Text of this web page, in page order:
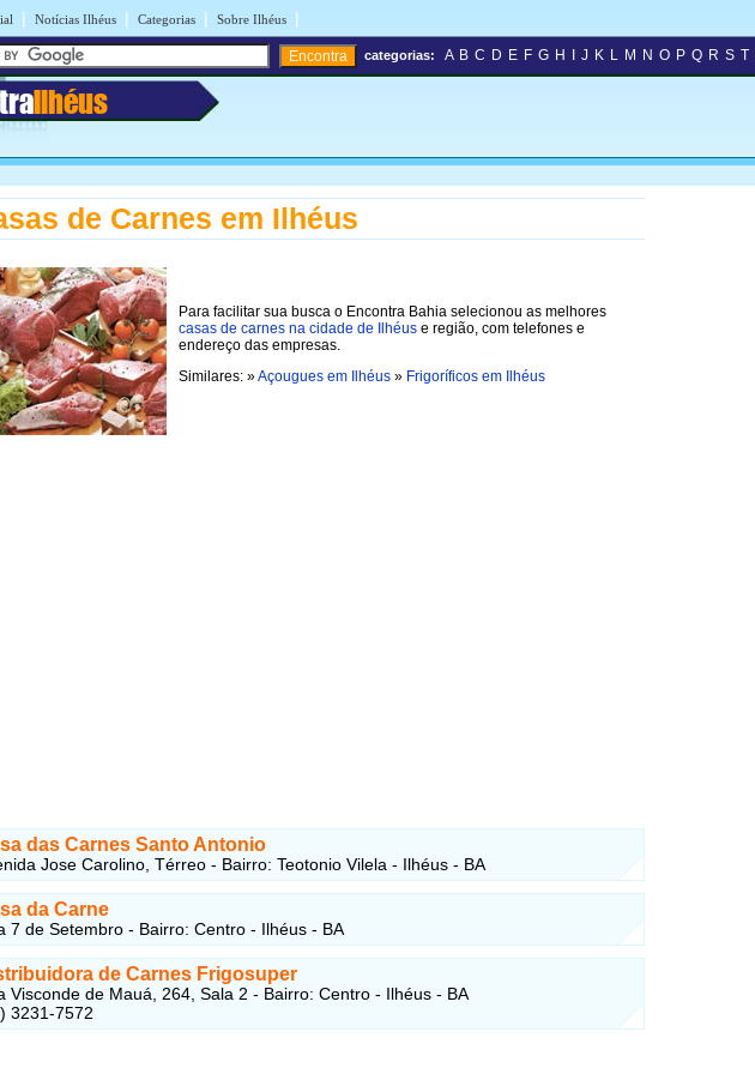
| Notícias Ilhéus | Categorias | Sobre Ilhéus |
Ilhéus
categorias: A B C D E F G H J K L M N O P Q R S T
de Carnes em Ilhéus
Para facilitar sua busca o Encontra Bahia selecionou as melhores
casas de carnes na cidade de Ilhéus e região, com telefones e
endereço das empresas.
Similares: »Açougues em Ilhéus » Frigoríficos em Ilhéus
das Carnes Santo Antonio
Jose Carolino, Térreo - Bairro: Teotonio Vilela - Ilhéus - BA
da Carne
7 de Setembro - Bairro: Centro - Ilhéus - BA
de Carnes Frigosuper
Visconde de Mauá, 264, Sala 2 - Bairro: Centro - Ilhéus - BA
3231-7572